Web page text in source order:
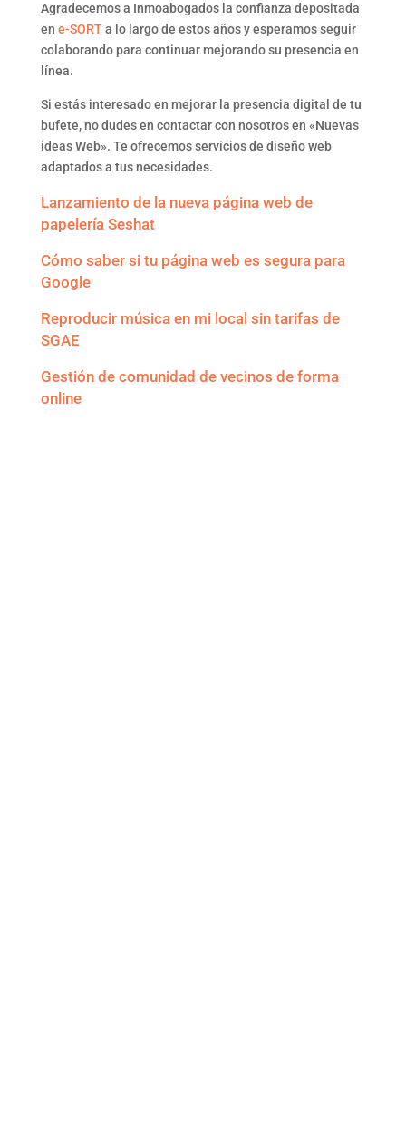
Agradecemos a Inmoabogados la confianza depositada
en e-SORTa lo largo de estos años y esperamos seguir
colaborando para continuar mejorando su presencia en
línea.
Si estás interesado en mejorar la presencia digital de tu
bufete, no dudes en contactar con nosotros en «Nuevas
ideas Web». Te ofrecemos servicios de diseño web
adaptados a tus necesidades.
Lanzamiento de la nueva página web de
papelería Seshat
Cómo saber si tu página web es segura para
Google
Reproducir música en mi local sin tarifas de
SGAE
Gestión de comunidad de vecinos de forma
online